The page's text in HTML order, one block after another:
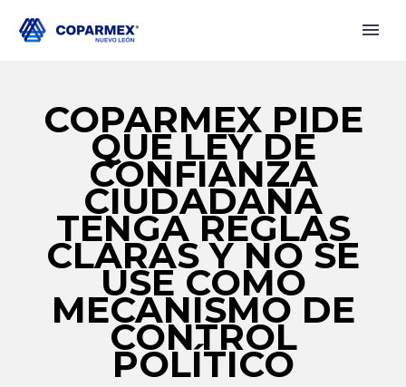
COPARMEX PIDE
QUE LEY DE
CONFIANZA
CIUDADANA
TENGA REGLAS
CLARAS Y NO SE
USE COMO
MECANISMO DE
CONTROL
POLÍTICO